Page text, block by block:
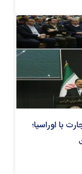
با اوراسیا؛